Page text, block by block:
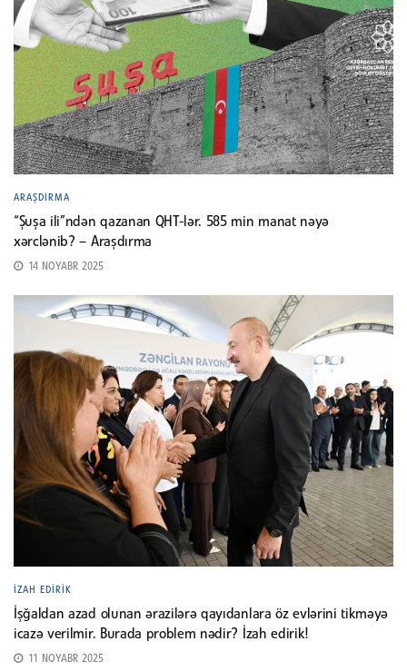
ARAŞDIRMA
“Şuşa ili”ndən qazanan QHT-lər. 585 min manat nəyə
xərclənib? – Araşdırma
14 NOYABR 2025
İZAH EDIRIK
İşğaldan azad olunan ərazilərə qayıdanlara öz evlərini tikməyə
icazə verilmir. Burada problem nədir? İzah edirik!
11 NOYABR 2025